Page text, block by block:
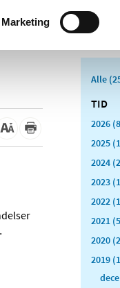
Marketing
Alle
TID
2026
2025
2024
2023
2022
2021
2020
2019